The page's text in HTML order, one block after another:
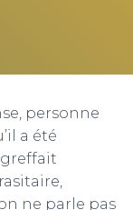
personne
a été
greffait
ne parle pas